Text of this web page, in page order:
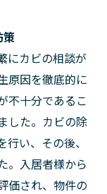
策
にカビの相談が
原因を徹底的に
不十分であるこ
した。カビの除
い、その後、
。入居者様から
価され、物件の